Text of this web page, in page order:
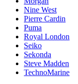
Nine West
Pierre Cardin
Puma
Royal London
Seiko
Sekonda
Steve Madden
TechnoMarine